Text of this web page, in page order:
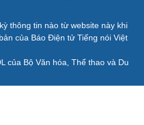
thông tin nào từ website này khi
của Báo Điện tử Tiếng nói Việt
của Bộ Văn hóa, Thể thao và Du